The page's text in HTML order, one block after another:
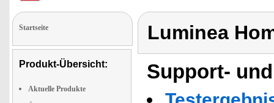
Startseite
Produkt-Übersicht:
Aktuelle Produkte
Luminea
Support-